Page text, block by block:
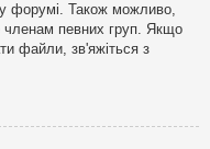
форумі. Також можливо,
певних груп. Якщо
файли, зв'яжіться з